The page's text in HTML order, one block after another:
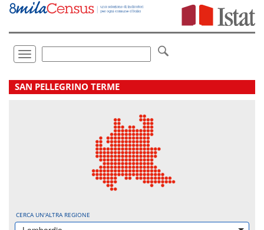
Vai
direttamente
Toggle
navigation
.
SAN PELLEGRINO TERME
CERCA UN'ALTRA REGIONE